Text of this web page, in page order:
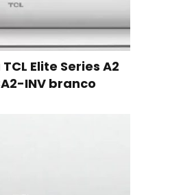
Elite Series A2
INV branco